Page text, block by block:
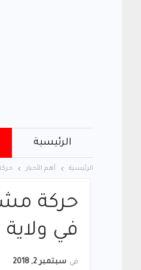
الرئيسية
الرئيسية أهم الأخبار
حركة
في ولاية
في سبتمبر 2, 2018